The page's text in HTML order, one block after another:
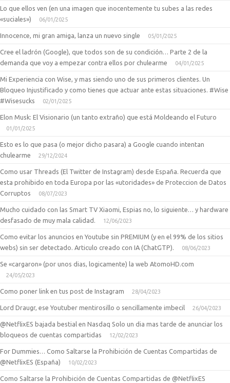
Lo que ellos ven (en una imagen que inocentemente tu subes a las redes
«suciales»)
06/01/2025
Innocence, mi gran amiga, lanza un nuevo single 05/01/2025
Cree el ladrón (Google), que todos son de su condición… Parte 2 de la
demanda que voy a empezar contra ellos por chulearme
04/01/2025
Mi Experiencia con Wise, y mas siendo uno de sus primeros clientes. Un
Bloqueo Injustificado y como tienes que actuar ante estas situaciones. #Wise
#Wisesucks
02/01/2025
Elon Musk: El Visionario (un tanto extraño) que está Moldeando el Futuro
01/01/2025
Esto es lo que pasa (o mejor dicho pasara) a Google cuando intentan
chulearme
29/12/2024
Como usar Threads (El Twitter de Instagram) desde España. Recuerda que
esta prohibido en toda Europa por las «utoridades» de Proteccion de Datos
Corruptos
08/07/2023
Mucho cuidado con las Smart TV Xiaomi, Espias no, lo siguiente… y hardware
desfasado de muy mala calidad.
12/06/2023
Como evitar los anuncios en Youtube sin PREMIUM (y en el 99% de los sitios
webs) sin ser detectado. Articulo creado con IA (ChatGTP).
08/06/2023
Se «cargaron» (por unos dias, logicamente) la web AtomoHD.com
24/05/2023
Como poner link en tus post de Instagram 28/04/2023
Lord Draugr, ese Youtuber mentirosillo o sencillamente imbecil 26/04/2023
@NetflixES bajada bestial en Nasdaq Solo un dia mas tarde de anunciar los
bloqueos de cuentas compartidas
12/02/2023
For Dummies… Como Saltarse la Prohibición de Cuentas Compartidas de
@NetflixES (España)
10/02/2023
Como Saltarse la Prohibición de Cuentas Compartidas de @NetflixES